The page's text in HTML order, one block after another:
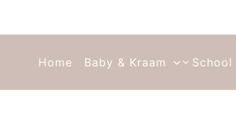
Home Baby & Kraam School